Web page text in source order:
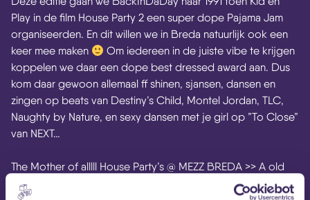
Play in de film House Party 2 een super dope Pajama Jam
organiseerden. En dit willen we in Breda natuurlijk ook een
keer mee maken
Om iedereen in de juiste vibe te krijgen
koppelen we daar een dope best dressed award aan. Dus
kom daar gewoon allemaal ff shinen, sjansen, dansen en
zingen op beats van Destiny’s Child, Montel Jordan, TLC,
Naughty by Nature, en sexy dansen met je girl op ”To Close”
van NEXT…
The Mother of alllll House Party’s @ MEZZ BREDA >> A old
Skool Pajama Jam >> Don’t miss this !!